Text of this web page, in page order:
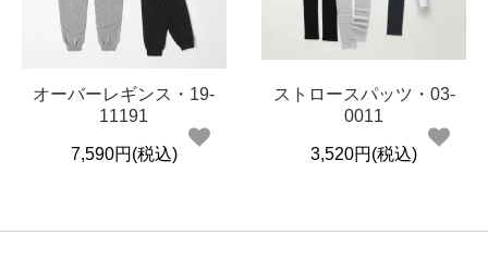
オーバーレギンス・19-
11191
7,590円(税込)
ストロースパッツ・03-
0011
3,520円(税込)